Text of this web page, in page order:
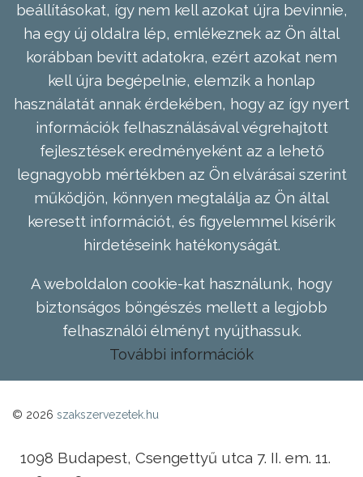
beállításokat, így nem kell azokat újra bevinnie,
ha egy új oldalra lép, emlékeznek az Ön által
korábban bevitt adatokra, ezért azokat nem
kell újra begépelnie, elemzik a honlap
használatát annak érdekében, hogy az így nyert
információk felhasználásával végrehajtott
fejlesztések eredményeként az a lehető
legnagyobb mértékben az Ön elvárásai szerint
működjön, könnyen megtalálja az Ön által
keresett információt, és figyelemmel kísérik
hirdetéseink hatékonyságát.
A weboldalon cookie-kat használunk, hogy
biztonságos böngészés mellett a legjobb
felhasználói élményt nyújthassuk.
További információk
© 2026 szakszervezetek.hu
1098 Budapest, Csengettyű utca 7. II. em. 11.